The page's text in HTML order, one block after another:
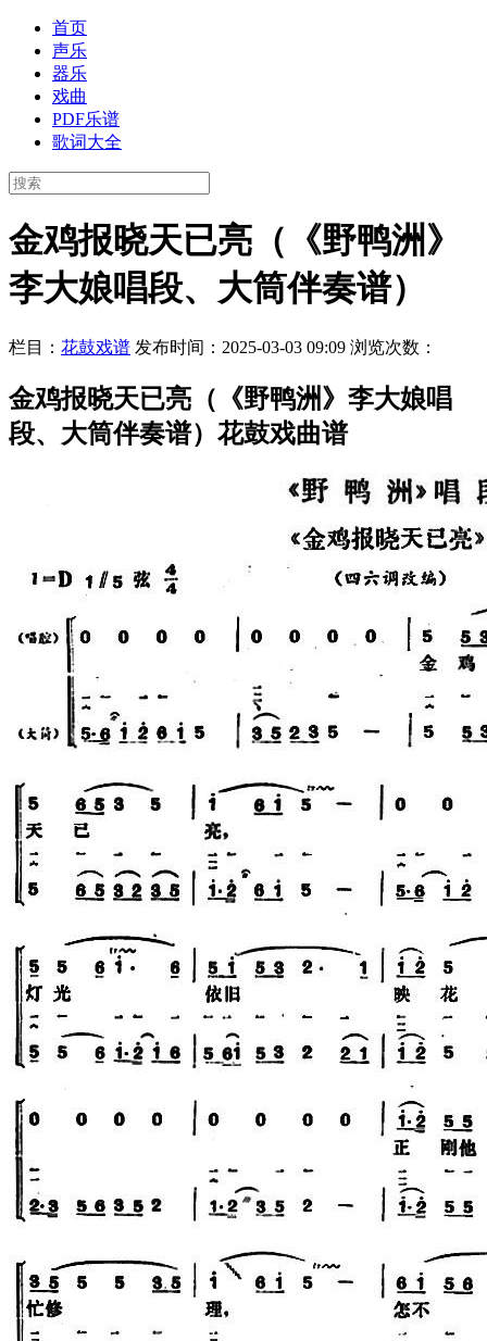
首页
声乐
器乐
戏曲
PDF乐谱
歌词大全
金鸡报晓天已亮（《野鸭洲》
李大娘唱段、大筒伴奏谱）
栏目： 花鼓戏谱 发布时间：2025-03-03 09:09 浏览次数：
金鸡报晓天已亮（《野鸭洲》李大娘唱
段、大筒伴奏谱）花鼓戏曲谱